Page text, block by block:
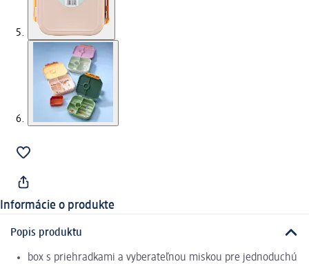
Informácie o produkte
Popis produktu
box s priehradkami a vyberateľnou miskou pre jednoduchú